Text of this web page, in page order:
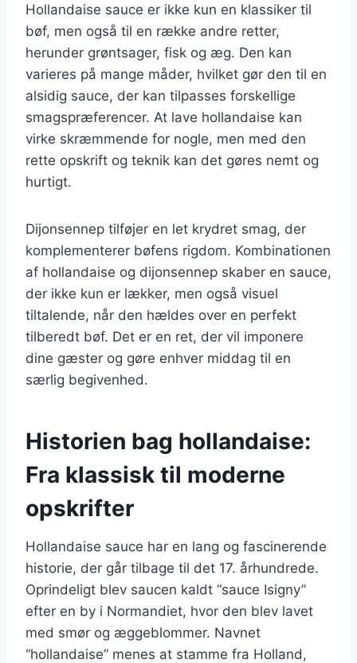
Hollandaise sauce er ikke kun en klassiker til
bøf, men også til en række andre retter,
herunder grøntsager, fisk og æg. Den kan
varieres på mange måder, hvilket gør den til en
alsidig sauce, der kan tilpasses forskellige
smagspræferencer. At lave hollandaise kan
virke skræmmende for nogle, men med den
rette opskrift og teknik kan det gøres nemt og
hurtigt.
Dijonsennep tilføjer en let krydret smag, der
komplementerer bøfens rigdom. Kombinationen
af hollandaise og dijonsennep skaber en sauce,
der ikke kun er lækker, men også visuel
tiltalende, når den hældes over en perfekt
tilberedt bøf. Det er en ret, der vil imponere
dine gæster og gøre enhver middag til en
særlig begivenhed.
Historien bag hollandaise:
Fra klassisk til moderne
opskrifter
Hollandaise sauce har en lang og fascinerende
historie, der går tilbage til det 17. århundrede.
Oprindeligt blev saucen kaldt “sauce Isigny”
efter en by i Normandiet, hvor den blev lavet
med smør og æggeblommer. Navnet
“hollandaise” menes at stamme fra Holland,